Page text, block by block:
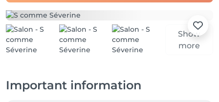
Show
more
Important information